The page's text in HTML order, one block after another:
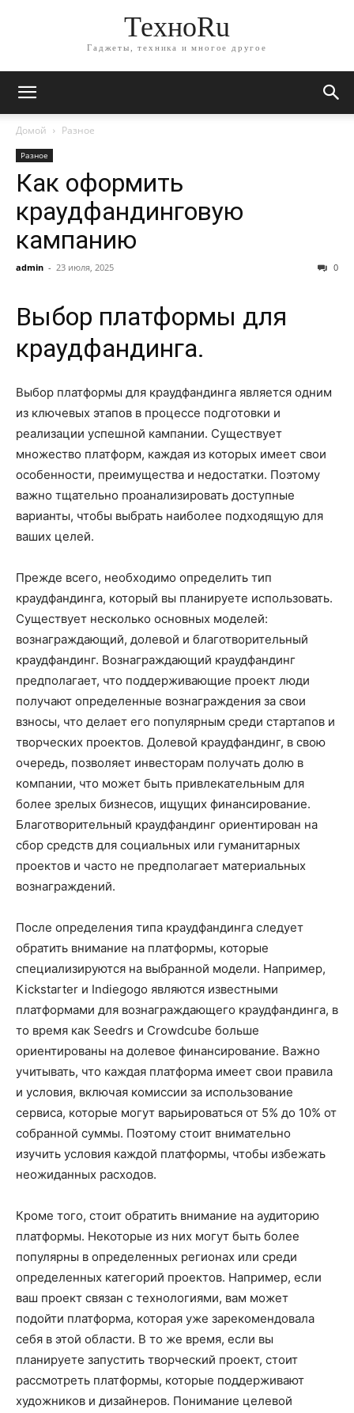
ТехноRu
Гаджеты, техника и многое другое
Домой Разное
Разное
Как оформить
краудфандинговую
кампанию
admin - 23 июля, 2025 0
Выбор платформы для
краудфандинга.
Выбор платформы для краудфандинга является одним
из ключевых этапов в процессе подготовки и
реализации успешной кампании. Существует
множество платформ, каждая из которых имеет свои
особенности, преимущества и недостатки. Поэтому
важно тщательно проанализировать доступные
варианты, чтобы выбрать наиболее подходящую для
ваших целей.
Прежде всего, необходимо определить тип
краудфандинга, который вы планируете использовать.
Существует несколько основных моделей:
вознаграждающий, долевой и благотворительный
краудфандинг. Вознаграждающий краудфандинг
предполагает, что поддерживающие проект люди
получают определенные вознаграждения за свои
взносы, что делает его популярным среди стартапов и
творческих проектов. Долевой краудфандинг, в свою
очередь, позволяет инвесторам получать долю в
компании, что может быть привлекательным для
более зрелых бизнесов, ищущих финансирование.
Благотворительный краудфандинг ориентирован на
сбор средств для социальных или гуманитарных
проектов и часто не предполагает материальных
вознаграждений.
После определения типа краудфандинга следует
обратить внимание на платформы, которые
специализируются на выбранной модели. Например,
Kickstarter и Indiegogo являются известными
платформами для вознаграждающего краудфандинга, в
то время как Seedrs и Crowdcube больше
ориентированы на долевое финансирование. Важно
учитывать, что каждая платформа имеет свои правила
и условия, включая комиссии за использование
сервиса, которые могут варьироваться от 5% до 10% от
собранной суммы. Поэтому стоит внимательно
изучить условия каждой платформы, чтобы избежать
неожиданных расходов.
Кроме того, стоит обратить внимание на аудиторию
платформы. Некоторые из них могут быть более
популярны в определенных регионах или среди
определенных категорий проектов. Например, если
ваш проект связан с технологиями, вам может
подойти платформа, которая уже зарекомендовала
себя в этой области. В то же время, если вы
планируете запустить творческий проект, стоит
рассмотреть платформы, которые поддерживают
художников и дизайнеров. Понимание целевой